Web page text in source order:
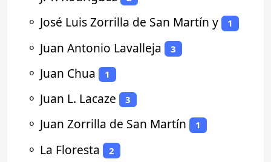
⚬ José Luis Zorrilla de San Martín y 1
⚬ Juan Antonio Lavalleja 3
⚬ Juan Chua 1
⚬ Juan L. Lacaze 3
⚬ Juan Zorrilla de San Martín 1
⚬ La Floresta 2